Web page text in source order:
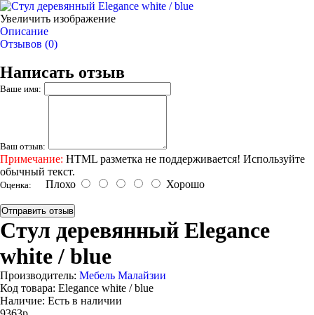
Увеличить изображение
Описание
Отзывов (0)
Написать отзыв
Ваше имя:
Ваш отзыв:
Примечание: HTML разметка не поддерживается! Используйте
обычный текст.
Оценка: Плохо Хорошо
Отправить отзыв
Стул деревянный Elegance
white / blue
Производитель: Мебель Малайзии
Код товара: Elegance white / blue
Наличие: Есть в наличии